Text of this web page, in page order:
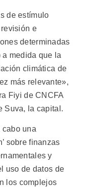
de estímulo
e
determinadas
medida que la
climática de
más relevante»,
Fiyi de CNCFA
Suva, la capital.
cabo una
sobre finanzas
y
uso de datos de
los complejos